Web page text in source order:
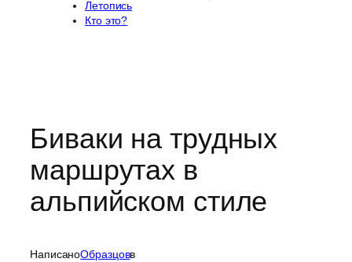
Летопись
Кто это?
Биваки на трудных
маршрутах в
альпийском стиле
НаписаноОбразцовв